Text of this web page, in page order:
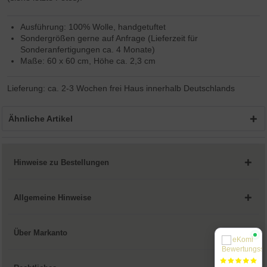
Ausführung: 100% Wolle, handgetuftet
Sondergrößen gerne auf Anfrage (Lieferzeit für
Sonderanfertigungen ca. 4 Monate)
Maße: 60 x 60 cm, Höhe ca. 2,3 cm
Lieferung: ca. 2-3 Wochen frei Haus innerhalb Deutschlands
Ähnliche Artikel
Hinweise zu Bestellungen
Allgemeine Hinweise
Über Markanto